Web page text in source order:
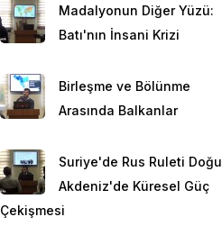
Madalyonun Diğer Yüzü:
Batı'nın İnsani Krizi
Birleşme ve Bölünme
Arasında Balkanlar
Suriye'de Rus Ruleti Doğu
Akdeniz'de Küresel Güç
Çekişmesi